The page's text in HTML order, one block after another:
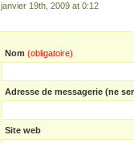
janvier 19th, 2009 at 0:12
Nom (obligatoire)
Adresse de messagerie (ne
Site web